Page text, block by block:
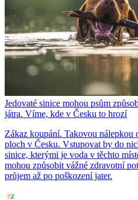
Jedovaté sinice mohou psům
játra. Víme, kde v Česku to hrozí
Zákaz koupání. Takovou
ploch v Česku. Vstupovat by do
sinice, kterými je voda v těchto
mohou způsobit vážné zdravotní
průjem až po poškození jater.